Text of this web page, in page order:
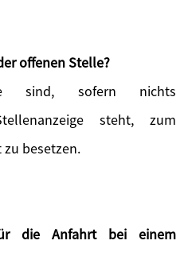
offenen Stelle?
sind, sofern nichts
steht, zum
besetzen.
die Anfahrt bei einem